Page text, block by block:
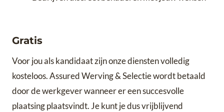
Gratis
Voor jou als kandidaat zijn onze diensten volledig
kosteloos. Assured Werving & Selectie wordt betaald
door de werkgever wanneer er een succesvolle
plaatsing plaatsvindt. Je kunt je dus vrijblijvend